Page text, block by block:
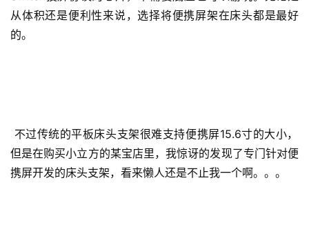
从体积还是便利性来说，选择将便携屏架在床头都是最好
的。
不过传统的平板床头支架很难支持便携屏15.6寸的大小，
但是在购买小立方的某宝店里，我惊讶的发现了专门针对便
携屏开发的床头支架，看来懒人还是不止我一个啊。。。